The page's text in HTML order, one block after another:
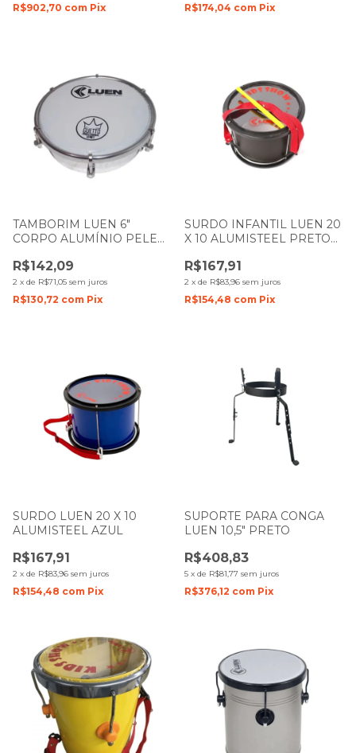
R$902,70 com Pix R$174,04 com Pix
TAMBORIM LUEN 6"
CORPO ALUMÍNIO PELE
R$142,09
2 x de R$71,05 sem juros
R$130,72 com Pix
SURDO INFANTIL LUEN 20
X 10 ALUMISTEEL PRETO
R$167,91
2 x de R$83,96 sem juros
R$154,48 com Pix
SURDO LUEN 20 X 10
ALUMISTEEL AZUL
R$167,91
2 x de R$83,96 sem juros
R$154,48 com Pix
SUPORTE PARA CONGA
LUEN 10,5" PRETO
R$408,83
5 x de R$81,77 sem juros
R$376,12 com Pix